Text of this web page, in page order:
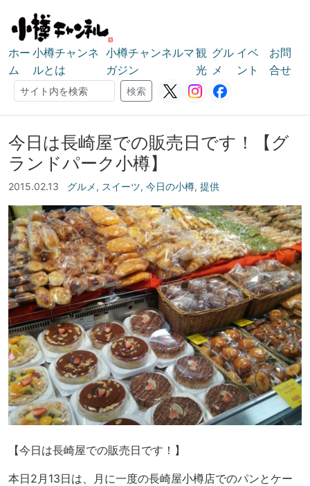
ホー
ム
小樽チャンネ
ルとは
小樽チャンネルマ
ガジン
観
光
グル
メ
イベ
ント
お問
合せ
検索
検索
今日は長崎屋での販売日です！【グ
ランドパーク小樽】
2015.02.13 グルメ, スイーツ, 今日の小樽, 提供
【今日は長崎屋での販売日です！】
本日2月13日は、月に一度の長崎屋小樽店でのパンとケー